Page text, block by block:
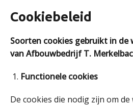
Cookiebeleid
Soorten cookies gebruikt in de
van Afbouwbedrijf T.
Functionele cookies
De cookies die nodig zijn om